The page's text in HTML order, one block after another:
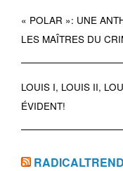
« POLAR »: UNE
LES MAÎTRES DU
LOUIS I, LOUIS II,
ÉVIDENT!
RADICALTREND